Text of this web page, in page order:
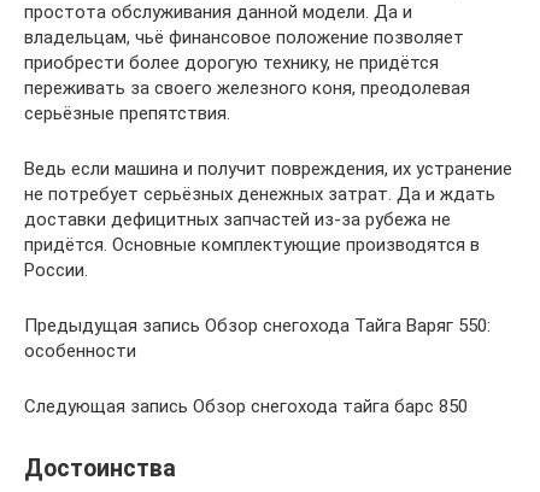
простота обслуживания данной модели. Да и
владельцам, чьё финансовое положение позволяет
приобрести более дорогую технику, не придётся
переживать за своего железного коня, преодолевая
серьёзные препятствия.
Ведь если машина и получит повреждения, их устранение
не потребует серьёзных денежных затрат. Да и ждать
доставки дефицитных запчастей из-за рубежа не
придётся. Основные комплектующие производятся в
России.
Предыдущая запись Обзор снегохода Тайга Варяг 550:
особенности
Следующая запись Обзор снегохода тайга барс 850
Достоинства